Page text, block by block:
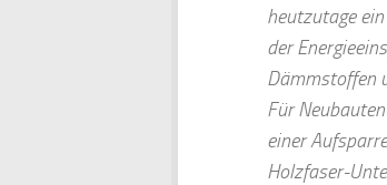
heutzutage
der
Dämmstoffen
Für
einer
Holzfaser-